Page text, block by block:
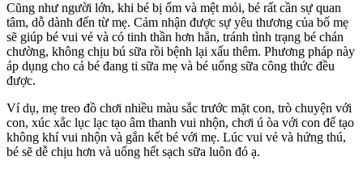
Cũng như người lớn, khi bé bị ốm và mệt mỏi, bé rất cần sự quan
tâm, dỗ dành đến từ mẹ. Cảm nhận được sự yêu thương của bố mẹ
sẽ giúp bé vui vẻ và có tinh thần hơn hẳn, tránh tình trạng bé chán
chường, không chịu bú sữa rồi bệnh lại xấu thêm. Phương pháp này
áp dụng cho cả bé đang ti sữa mẹ và bé uống sữa công thức đều
được.
Ví dụ, mẹ treo đồ chơi nhiều màu sắc trước mặt con, trò chuyện với
con, xúc xắc lục lạc tạo âm thanh vui nhộn, chơi ú òa với con để tạo
không khí vui nhộn và gắn kết bé với mẹ. Lúc vui vẻ và hứng thú,
bé sẽ dễ chịu hơn và uống hết sạch sữa luôn đó ạ.